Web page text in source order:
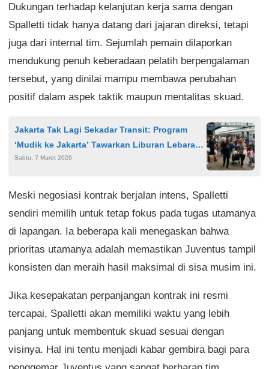
Dukungan terhadap kelanjutan kerja sama dengan
Spalletti tidak hanya datang dari jajaran direksi, tetapi
juga dari internal tim. Sejumlah pemain dilaporkan
mendukung penuh keberadaan pelatih berpengalaman
tersebut, yang dinilai mampu membawa perubahan
positif dalam aspek taktik maupun mentalitas skuad.
Jakarta Tak Lagi Sekadar Transit: Program
‘Mudik ke Jakarta’ Tawarkan Liburan Lebaran
Penuh Promo
Sabtu, 7 Maret 2026
Meski negosiasi kontrak berjalan intens, Spalletti
sendiri memilih untuk tetap fokus pada tugas utamanya
di lapangan. Ia beberapa kali menegaskan bahwa
prioritas utamanya adalah memastikan Juventus tampil
konsisten dan meraih hasil maksimal di sisa musim ini.
Jika kesepakatan perpanjangan kontrak ini resmi
tercapai, Spalletti akan memiliki waktu yang lebih
panjang untuk membentuk skuad sesuai dengan
visinya. Hal ini tentu menjadi kabar gembira bagi para